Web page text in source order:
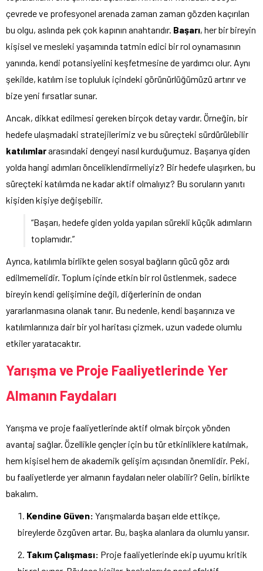
çevrede ve profesyonel arenada zaman zaman gözden kaçırılan
bu olgu, aslında pek çok kapının anahtarıdır. Başarı, her bir bireyin
kişisel ve mesleki yaşamında tatmin edici bir rol oynamasının
yanında, kendi potansiyelini keşfetmesine de yardımcı olur. Aynı
şekilde, katılım ise topluluk içindeki görünürlüğümüzü artırır ve
bize yeni fırsatlar sunar.
Ancak, dikkat edilmesi gereken birçok detay vardır. Örneğin, bir
hedefe ulaşmadaki stratejilerimiz ve bu süreçteki sürdürülebilir
katılımlararasındaki dengeyi nasıl kurduğumuz. Başarıya giden
yolda hangi adımları önceliklendirmeliyiz? Bir hedefe ulaşırken, bu
süreçteki katılımda ne kadar aktif olmalıyız? Bu soruların yanıtı
kişiden kişiye değişebilir.
“Başarı, hedefe giden yolda yapılan sürekli küçük adımların
toplamıdır.”
Ayrıca, katılımla birlikte gelen sosyal bağların gücü göz ardı
edilmemelidir. Toplum içinde etkin bir rol üstlenmek, sadece
bireyin kendi gelişimine değil, diğerlerinin de ondan
yararlanmasına olanak tanır. Bu nedenle, kendi başarınıza ve
katılımlarınıza dair bir yol haritası çizmek, uzun vadede olumlu
etkiler yaratacaktır.
Yarışma ve Proje Faaliyetlerinde Yer
Almanın Faydaları
Yarışma ve proje faaliyetlerinde aktif olmak birçok yönden
avantaj sağlar. Özellikle gençler için bu tür etkinliklere katılmak,
hem kişisel hem de akademik gelişim açısından önemlidir. Peki,
bu faaliyetlerde yer almanın faydaları neler olabilir? Gelin, birlikte
bakalım.
Kendine Güven: Yarışmalarda başarı elde ettikçe,
bireylerde özgüven artar. Bu, başka alanlara da olumlu yansır.
Takım Çalışması: Proje faaliyetlerinde ekip uyumu kritik